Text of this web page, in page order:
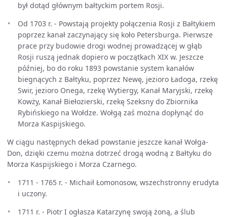
był dotąd głównym bałtyckim portem Rosji.
Od 1703 r. - Powstają projekty połączenia Rosji z Bałtykiem
poprzez kanał zaczynający się koło Petersburga. Pierwsze
prace przy budowie drogi wodnej prowadzącej w głąb
Rosji ruszą jednak dopiero w początkach XIX w. Jeszcze
później, bo do roku 1893 powstanie system kanałów
biegnących z Bałtyku, poprzez Newę, jezioro Ładoga, rzekę
Swir, jezioro Onega, rzekę Wytiergy, Kanał Maryjski, rzekę
Kowży, Kanał Biełozierski, rzekę Szeksny do Zbiornika
Rybińskiego na Wołdze. Wołgą zaś można dopłynąć do
Morza Kaspijskiego.
W ciągu następnych dekad powstanie jeszcze kanał Wołga-
Don, dzięki czemu można dotrzeć drogą wodną z Bałtyku do
Morza Kaspijskiego i Morza Czarnego.
1711 - 1765 r. - Michaił Łomonosow, wszechstronny erudyta
i uczony.
1711 r. - Piotr I ogłasza Katarzynę swoją żoną, a ślub